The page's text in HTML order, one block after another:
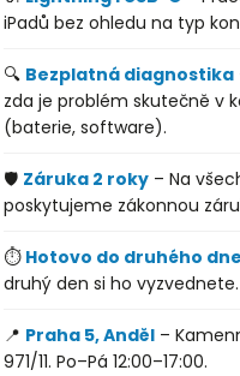
iPadů bez ohledu na typ
🔍 Bezplatná diagnostika
zda je problém skutečně v
(baterie, software).
🛡️ Záruka 2 roky – Na
poskytujeme zákonnou
⏱️ Hotovo do druhého dne
druhý den si ho
📍 Praha 5, Anděl –
971/11. Po–Pá 12:00–17:00.